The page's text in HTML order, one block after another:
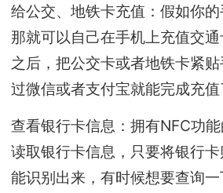
给公交、地铁卡充值：假如你的
那就可以自己在手机上充值交
之后，把公交卡或者地铁卡紧
过微信或者支付宝就能完成充值
查看银行卡信息：拥有NFC功
读取银行卡信息，只要将银行
能识别出来，有时候想要查询